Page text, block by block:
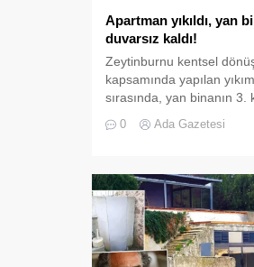
Apartman yıkıldı, yan
duvarsız kaldı!
Zeytinburnu kentsel
kapsamında yapılan yıkım
sırasında, yan binanın 3.
Durumu bilen daire
0 Ada Gazetesi